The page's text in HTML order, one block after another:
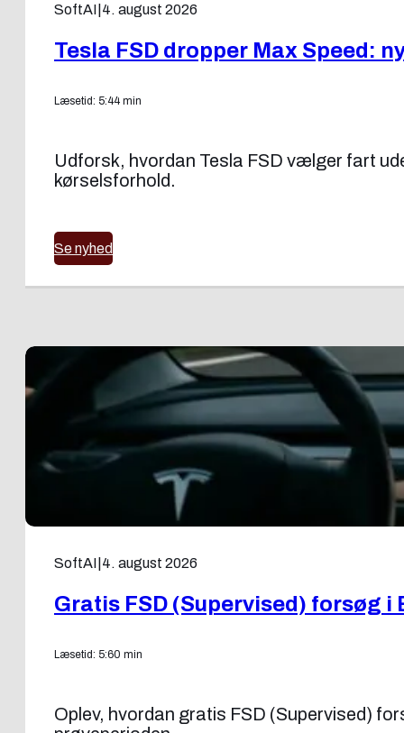
SoftAI 4. august 2026
Tesla FSD dropper Max Speed:
Læsetid: 5:44 min
Udforsk, hvordan Tesla FSD vælger fart
kørselsforhold.
Se nyhed
SoftAI 4. august 2026
Gratis FSD (Supervised) forsøg i
Læsetid: 5:60 min
Oplev, hvordan gratis FSD (Supervised)